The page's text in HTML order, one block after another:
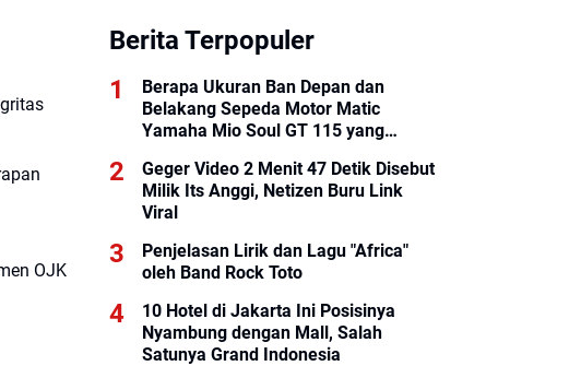
OJK
Berita Terpopuler
Berapa Ukuran Ban Depan dan
Belakang Sepeda Motor Matic
Yamaha Mio Soul GT 115 yang
Geger Video 2 Menit 47 Detik Disebut
Milik Its Anggi, Netizen Buru Link
Viral
Penjelasan Lirik dan Lagu "Africa"
oleh Band Rock Toto
10 Hotel di Jakarta Ini Posisinya
Nyambung dengan Mall, Salah
Satunya Grand Indonesia